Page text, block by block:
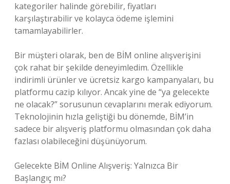
kategoriler halinde görebilir, fiyatları
karşılaştırabilir ve kolayca ödeme işlemini
tamamlayabilirler.
Bir müşteri olarak, ben de BİM online alışverişini
çok rahat bir şekilde deneyimledim. Özellikle
indirimli ürünler ve ücretsiz kargo kampanyaları, bu
platformu cazip kılıyor. Ancak yine de “ya gelecekte
ne olacak?” sorusunun cevaplarını merak ediyorum.
Teknolojinin hızla geliştiği bu dönemde, BİM’in
sadece bir alışveriş platformu olmasından çok daha
fazlası olabileceğini düşünüyorum.
Gelecekte BİM Online Alışveriş: Yalnızca Bir
Başlangıç mı?